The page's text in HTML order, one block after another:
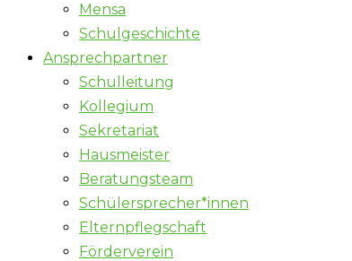
Mensa
Schulgeschichte
Ansprechpartner
Schulleitung
Kollegium
Sekretariat
Hausmeister
Beratungsteam
Schülersprecher*innen
Elternpflegschaft
Förderverein